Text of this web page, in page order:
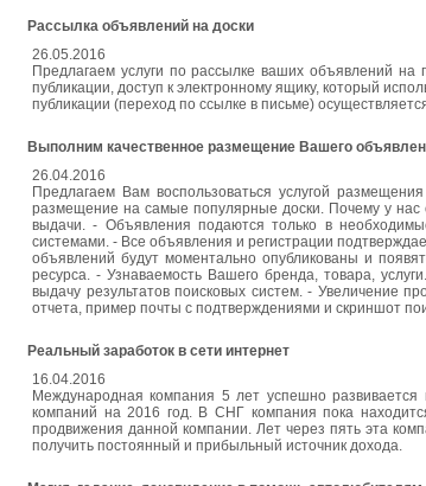
Рассылка объявлений на доски
26.05.2016
Предлагаем услуги по рассылке ваших объявлений
публикации, доступ к электронному ящику, который
публикации (переход по ссылке в письме)
Выполним качественное размещение Вашего
26.04.2016
Предлагаем Вам воспользоваться услугой
размещение на самые популярные доски. Почему у нас
выдачи. - Объявления подаются только в
системами. - Все объявления и регистрации
объявлений будут моментально опубликованы и
ресурса. - Узнаваемость Вашего бренда, товара,
выдачу результатов поисковых систем. -
отчета, пример почты с подтверждениями и скриншот
Реальный заработок в сети интернет
16.04.2016
Международная компания 5 лет успешно
компаний на 2016 год. В СНГ компания пока
продвижения данной компании. Лет через пять эта
получить постоянный и прибыльный источник дохода.